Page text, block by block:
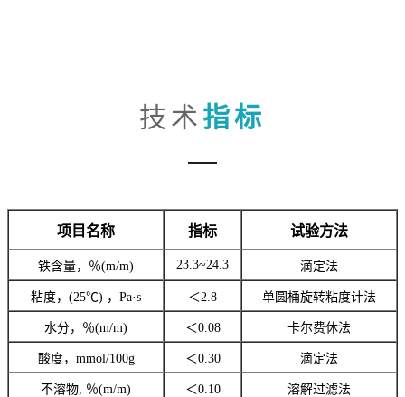
技术 指标
项目名称 指标 试验方法
铁含量，％(m/m) 23.3~24.3 滴定法
粘度，(25℃) ，Pa·s ＜2.8 单圆桶旋转粘度计法
水分，％(m/m) ＜0.08 卡尔费休法
酸度，mmol/100g ＜0.30 滴定法
不溶物, ％(m/m) ＜0.10
溶解过滤法